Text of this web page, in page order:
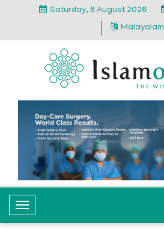
Saturday, 8 August 2026
Malayalam
T
o